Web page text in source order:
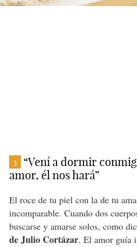
3
“Vení a dormir
amor, él nos hará”
El roce de tu piel con la de tu
incomparable. Cuando dos
buscarse y amarse solos, como
de Julio Cortázar. El amor guía